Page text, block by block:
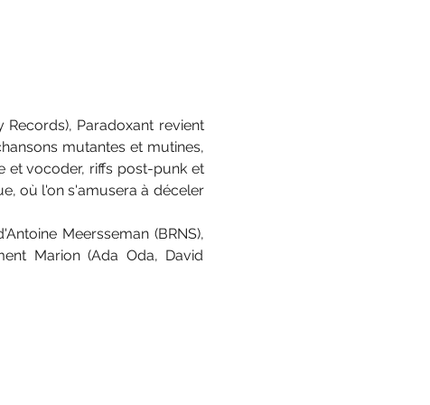
Paradoxant revient
mutantes et mutines,
et vocoder, riffs post-punk et
où l'on s'amusera à déceler
Meersseman (BRNS),
Marion (Ada Oda, David